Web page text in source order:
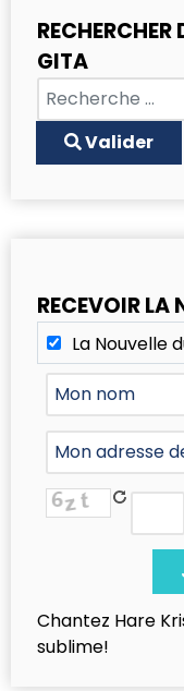
GITA
Chercher
Type 2 or more
Valider
RECEVOIR LA
La Nouvelle
Chantez Hare
sublime!